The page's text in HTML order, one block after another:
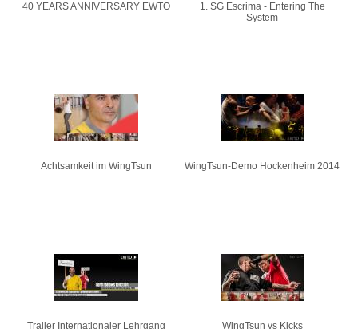
40 YEARS ANNIVERSARY EWTO
1. SG Escrima - Entering The
System
Achtsamkeit im WingTsun WingTsun-Demo Hockenheim 2014
Trailer Internationaler Lehrgang WingTsun vs Kicks